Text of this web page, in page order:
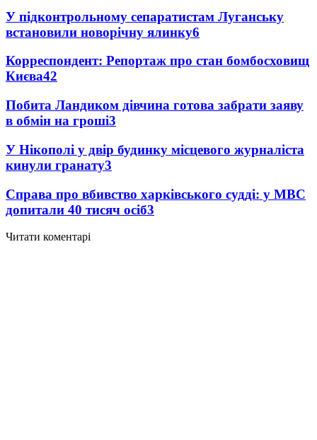
У підконтрольному сепаратистам Луганську
встановили новорічну ялинку6
Корреспондент: Репортаж про стан бомбосховищ
Києва42
Побита Ландиком дівчина готова забрати заяву
в обмін на гроші3
У Нікополі у двір будинку місцевого журналіста
кинули гранату3
Справа про вбивство харківського судді: у МВС
допитали 40 тисяч осіб3
Читати коментарі